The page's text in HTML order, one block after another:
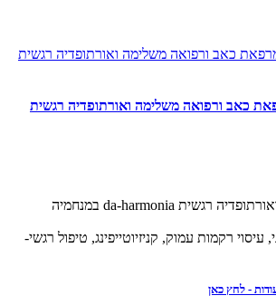
כאב ורפואה משלימה ואורתופדיה רגשית
מרפאת כאב משלימה ואורתופדיה רגשית da-harmonia במנחמיה
עיסוי רקמות עמוק, קניזיוטייפינג, טיפול רגשי-
- לחץ כאן